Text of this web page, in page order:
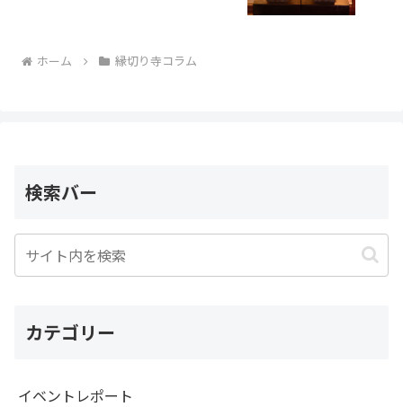
ホーム 縁切り寺コラム
検索バー
カテゴリー
イベントレポート